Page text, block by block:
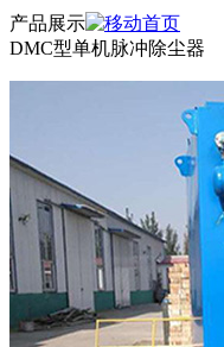
产品展示
DMC型单机脉冲除尘器